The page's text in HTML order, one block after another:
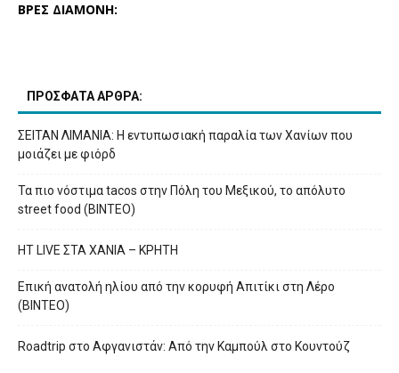
ΒΡΕΣ ΔΙΑΜΟΝΗ:
ΠΡΟΣΦΑΤΑ ΑΡΘΡΑ:
ΣΕΙΤΑΝ ΛΙΜΑΝΙΑ: Η εντυπωσιακή παραλία των Χανίων που
μοιάζει με φιόρδ
Τα πιο νόστιμα tacos στην Πόλη του Μεξικού, το απόλυτο
street food (ΒΙΝΤΕΟ)
HT LIVE ΣΤΑ ΧΑΝΙΑ – ΚΡΗΤΗ
Επική ανατολή ηλίου από την κορυφή Απιτίκι στη Λέρο
(ΒΙΝΤΕΟ)
Roadtrip στο Αφγανιστάν: Από την Καμπούλ στο Κουντούζ